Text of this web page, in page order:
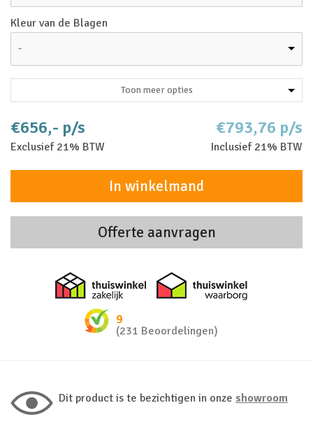
Kleur van de Blagen
-
Toon meer opties
€656,- p/s
Exclusief 21% BTW
€793,76 p/s
Inclusief 21% BTW
In winkelmand
Offerte aanvragen
Thuiswinkel zakelijk
9
(231 Beoordelingen)
Dit product is te bezichtigen in onze showroom